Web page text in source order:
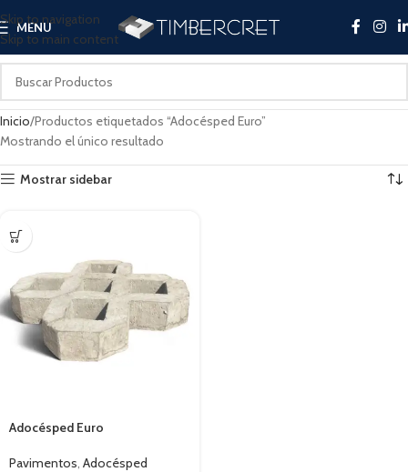
Skip to navigation
Skip to main content
MENU
Inicio Productos etiquetados “Adocésped Euro”
Mostrando el único resultado
Mostrar sidebar
Adocésped Euro
Pavimentos, Adocésped